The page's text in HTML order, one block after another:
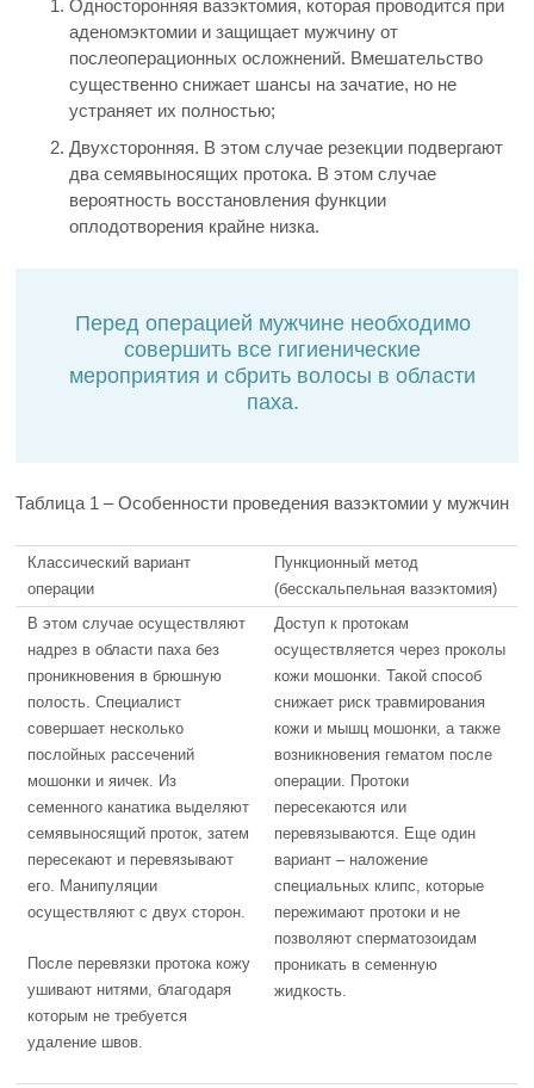
Односторонняя вазэктомия, которая проводится при
аденомэктомии и защищает мужчину от
послеоперационных осложнений. Вмешательство
существенно снижает шансы на зачатие, но не
устраняет их полностью;
Двухсторонняя. В этом случае резекции подвергают
два семявыносящих протока. В этом случае
вероятность восстановления функции
оплодотворения крайне низка.
Перед операцией мужчине необходимо
совершить все гигиенические
мероприятия и сбрить волосы в области
паха.
Таблица 1 – Особенности проведения вазэктомии у мужчин
Классический вариант
операции
Пункционный метод
(бесскальпельная вазэктомия)
В этом случае осуществляют
надрез в области паха без
проникновения в брюшную
полость. Специалист
совершает несколько
послойных рассечений
мошонки и яичек. Из
семенного канатика выделяют
семявыносящий проток, затем
пересекают и перевязывают
его. Манипуляции
осуществляют с двух сторон.
После перевязки протока кожу
ушивают нитями, благодаря
которым не требуется
удаление швов.
Доступ к протокам
осуществляется через проколы
кожи мошонки. Такой способ
снижает риск травмирования
кожи и мышц мошонки, а также
возникновения гематом после
операции. Протоки
пересекаются или
перевязываются. Еще один
вариант – наложение
специальных клипс, которые
пережимают протоки и не
позволяют сперматозоидам
проникать в семенную
жидкость.